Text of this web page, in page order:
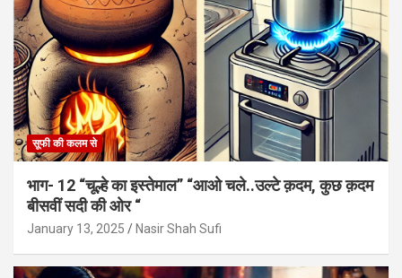
सूफी की कलम से
भाग- 12 “चूल्हे का इस्तेमाल” “आओ चले..उल्टे क़दम, कुछ क़दम
बीसवीं सदी की ओर “
January 13, 2025 Nasir Shah Sufi